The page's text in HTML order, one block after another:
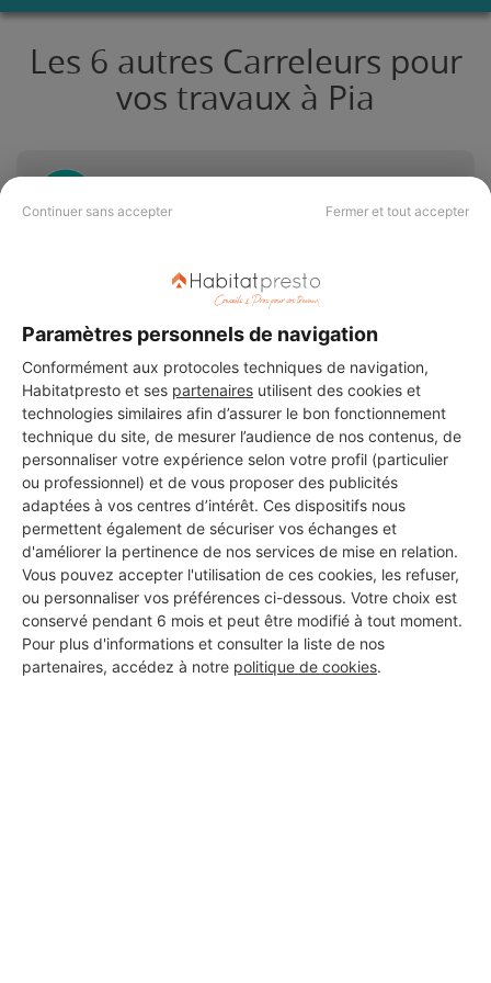
Continuer sans accepter Fermer et tout accepter
Paramètres personnels de navigation
Conformément aux protocoles techniques de navigation,
Habitatpresto et ses partenaires utilisent des cookies et
technologies similaires afin d’assurer le bon fonctionnement
technique du site, de mesurer l’audience de nos contenus, de
personnaliser votre expérience selon votre profil (particulier
ou professionnel) et de vous proposer des publicités
adaptées à vos centres d’intérêt. Ces dispositifs nous
permettent également de sécuriser vos échanges et
d'améliorer la pertinence de nos services de mise en relation.
Vous pouvez accepter l'utilisation de ces cookies, les refuser,
ou personnaliser vos préférences ci-dessous. Votre choix est
conservé pendant 6 mois et peut être modifié à tout moment.
Pour plus d'informations et consulter la liste de nos
partenaires, accédez à notre politique de cookies.
Les 6 autres Carreleurs pour
vos travaux à Pia
Pia
7 ans d'expérience
Voir sa fiche
AFONSO CARRELAGES
Pia
27 ans d'expérience
Voir sa fiche
JB SERVICES